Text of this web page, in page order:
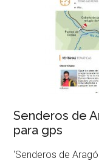
Senderos de
para gps
‘Senderos de